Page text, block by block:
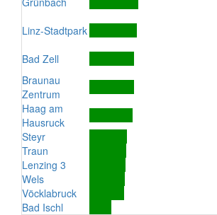
Linz-Stadtpark
Bad Zell
Braunau
Zentrum
Haag am
Hausruck
Steyr
Traun
Lenzing 3
Wels
Vöcklabruck
Bad Ischl